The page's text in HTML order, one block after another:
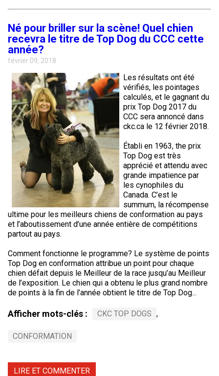
Corgi gallois (Cardigan)
Corgi gallois (Pembroke)
Pumi
Lapphund suédois
Rhodesian ridgeback
Lévrier persan
Shikoku
Whippet
Chien nu du Pérou (Perro Sin Pelo Del Peru)
Épagneul des champs
Épagneul français
Épagneul d’eau irlandais
Épagneul Sussex
Épagneul springer gallois
Spinone italiano
Vizsla à poil lisse
Vizsla à poil dur
Braque de Weimar
Terrier wheaten à poil doux
Bull terrier du Staffordshire
Terrier gallois
Terrier blanc du West Highland
Mâtin napolitain
Terre-Neuve
Chien d’eau portugais
Rottweiler
Samoyède
Schnauzer (géant)
Schnauzer (standard)
Husky sibérien
Saint Bernard
Dogue du Tibet
Laika de lakoutie
Né pour briller sur la scène! Quel chien
recevra le titre de Top Dog du CCC cette
année?
février 09, 2018
Les résultats ont été
vérifiés, les pointages
calculés, et le gagnant du
prix Top Dog 2017 du
CCC sera annoncé dans
ckc.ca le 12 février 2018.
Établi en 1963, the prix
Top Dog est très
apprécié et attendu avec
grande impatience par
les cynophiles du
Canada. C’est le
summum, la récompense
ultime pour les meilleurs chiens de conformation au pays
et l’aboutissement d’une année entière de compétitions
partout au pays.
Comment fonctionne le programme? Le système de points
Top Dog en conformation attribue un point pour chaque
chien défait depuis le Meilleur de la race jusqu’au Meilleur
de l’exposition. Le chien qui a obtenu le plus grand nombre
de points à la fin de l’année obtient le titre de Top Dog...
Afficher mots-clés : CKC TOP DOGS ,
CONFORMATION
LIRE ET COMMENTER